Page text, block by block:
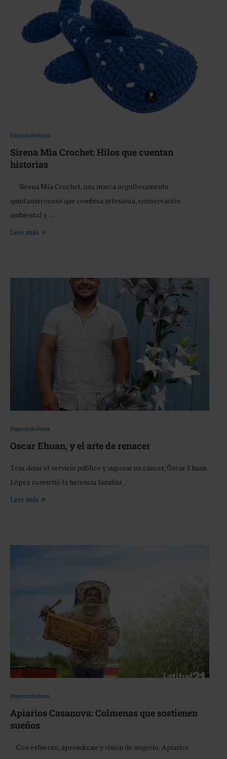
Emprendedores
Sirena Mia Crochet: Hilos que cuentan
historias
Sirena Mía Crochet, una marca orgullosamente
quintanarroense que combina artesanía, conservación
ambiental y …
Leer más
Emprendedores
Oscar Ehuan, y el arte de renacer
Tras dejar el servicio público y superar un cáncer, Óscar Ehuan
López convirtió la herencia familiar …
Leer más
Emprendedores
Apiarios Casanova: Colmenas que sostienen
sueños
Con esfuerzo, aprendizaje y visión de negocio, Apiarios